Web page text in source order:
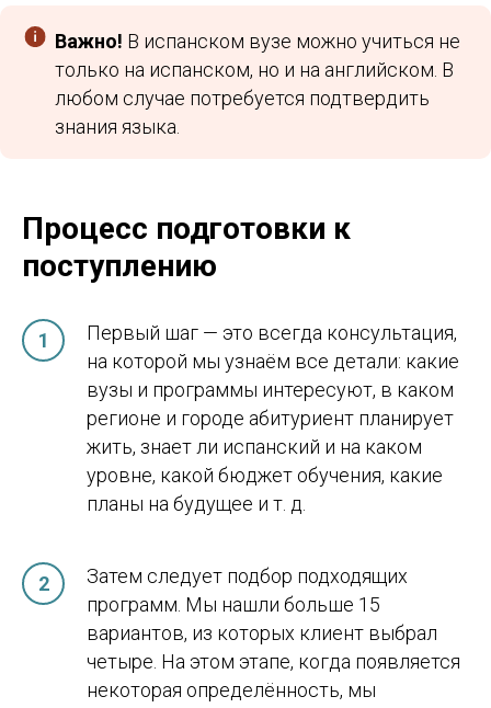
Важно! В испанском вузе можно учиться не
только на испанском, но и на английском. В
любом случае потребуется подтвердить
знания языка.
Процесс подготовки к
поступлению
Первый шаг — это всегда консультация,
на которой мы узнаём все детали: какие
вузы и программы интересуют, в каком
регионе и городе абитуриент планирует
жить, знает ли испанский и на каком
уровне, какой бюджет обучения, какие
планы на будущее и т. д.
Затем следует подбор подходящих
программ. Мы нашли больше 15
вариантов, из которых клиент выбрал
четыре. На этом этапе, когда появляется
некоторая определённость, мы